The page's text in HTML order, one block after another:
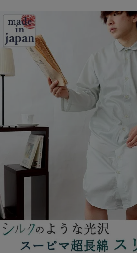
メンズパジャマ
春 夏
ガールズパジャ
オーガニック素材
サッカー/ちぢみ 楊
柳
ニット/ストレッチ
柄物
マタニティ
パジャマ
ペアで
そろえたい
体型別におすすめパジ
年齢別におすすめパジ
ィース
パジャマ
か
作務衣 胸が
ズボン単品
長袖
お支払い・送料・配送
について
返品・交換について
お買い物ガイド
SDGsの取り組み